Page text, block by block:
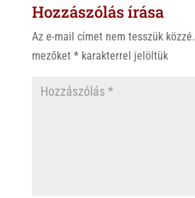
A
p
o
k
Hozzászólás írása
Az e-mail címet nem tesszük közzé.
mezőket *karakterrel jelöltük